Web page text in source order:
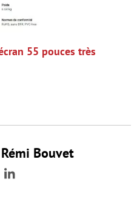
55 pouces très
Rémi Bouvet
LinkedIn